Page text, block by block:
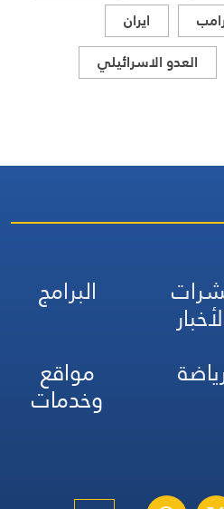
ايران
العدو الاسرائيلي
البرامج
مواقع
وخدمات